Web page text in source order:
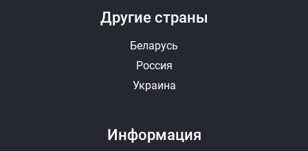
Другие страны
Беларусь
Россия
Украина
Информация